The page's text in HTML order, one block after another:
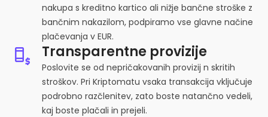
nakupa s kreditno kartico ali nižje bančne stroške z
bančnim nakazilom, podpiramo vse glavne načine
plačevanja v EUR.
Transparentne provizije
Poslovite se od nepričakovanih provizij n skritih
stroškov. Pri Kriptomatu vsaka transakcija vključuje
podrobno razčlenitev, zato boste natančno vedeli,
kaj boste plačali in prejeli.